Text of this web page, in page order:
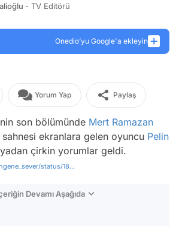
- TV Editörü
Onedio’yu Google'a ekleyin
Yorum Yap Paylaş
son bölümünde Mert Ramazan
ekranlara gelen oyuncu Pelin
çirkin yorumlar geldi.
status/18...
Devamı Aşağıda